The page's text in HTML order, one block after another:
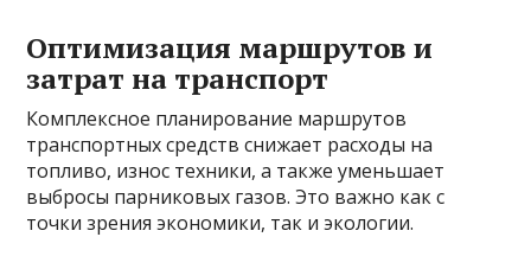
Оптимизация маршрутов и
затрат на транспорт
Комплексное планирование маршрутов
транспортных средств снижает расходы на
топливо, износ техники, а также уменьшает
выбросы парниковых газов. Это важно как с
точки зрения экономики, так и экологии.